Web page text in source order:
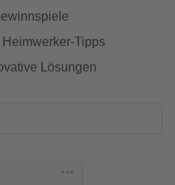
Tipps
Lösungen